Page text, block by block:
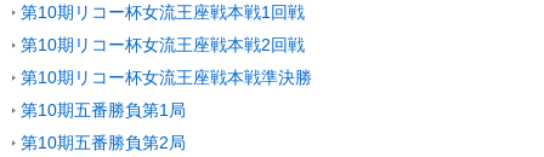
第10期リコー杯女流王座戦本戦1回戦
第10期リコー杯女流王座戦本戦2回戦
第10期リコー杯女流王座戦本戦準決勝
第10期五番勝負第1局
第10期五番勝負第2局